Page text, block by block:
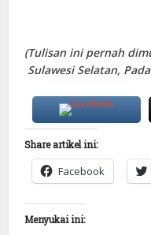
(Tulisan ini pernah
Sulawesi Selatan,
Share artikel ini:
Facebook
Menyukai ini: